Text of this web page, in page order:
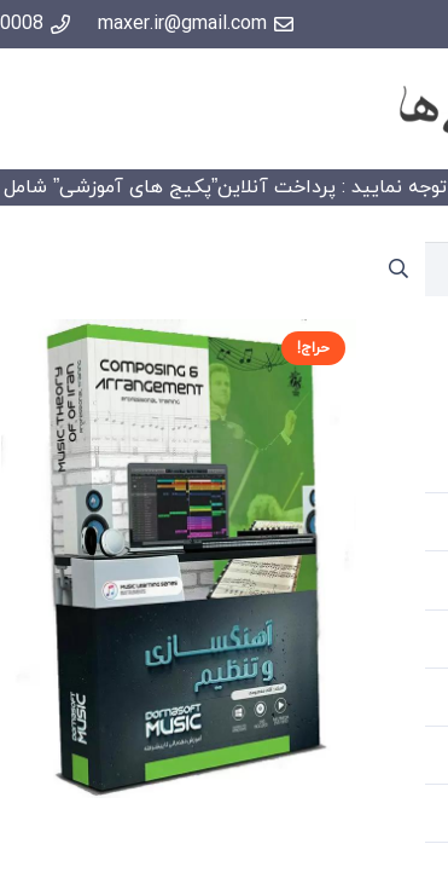
maxer.ir@gmail.com
توجه نمایید : پرداخت آنلاین”پکیج های آموزشی” شامل 15 درصد تخفیف خواهد شد.
حراج!
خرید
بهترین